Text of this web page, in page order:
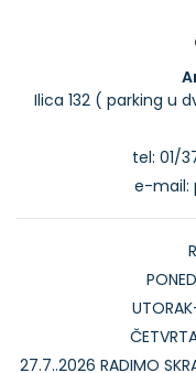
Ilica 132 ( parking u
tel: 01/
e-mail:
27.7..2026 RADIMO